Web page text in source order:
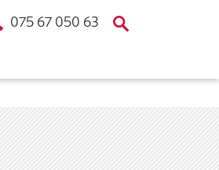
075 67 050 63